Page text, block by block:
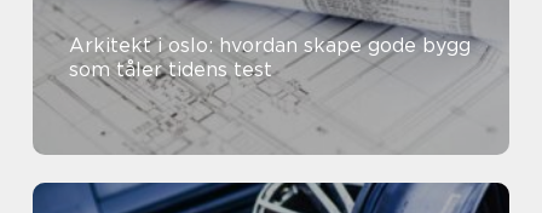
Arkitekt i oslo: hvordan skape gode bygg
som tåler tidens test